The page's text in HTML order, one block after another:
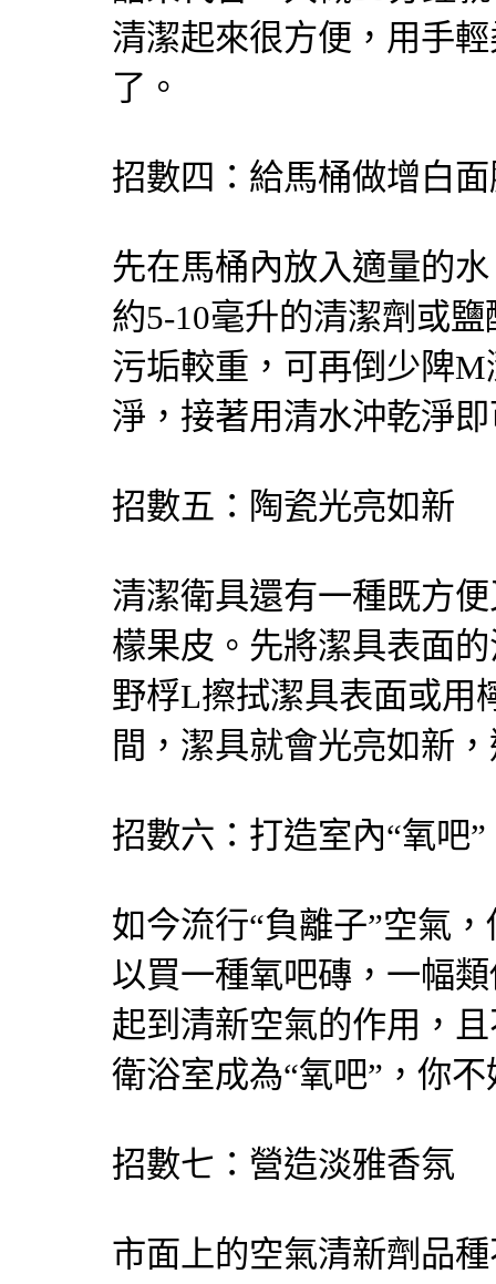
清潔起來很方便，用手
了。
招數四：給馬桶做增白
先在馬桶內放入適量的
約5-10毫升的清潔劑或
污垢較重，可再倒少陴
淨，接著用清水沖乾淨
招數五：陶瓷光亮如新
清潔衛具還有一種既方
檬果皮。先將潔具表面
野桴L擦拭潔具表面或用
間，潔具就會光亮如新
招數六：打造室內“氧吧”
如今流行“負離子”空氣
以買一種氧吧磚，一幅
起到清新空氣的作用，
衛浴室成為“氧吧”，你
招數七：營造淡雅香氛
市面上的空氣清新劑品